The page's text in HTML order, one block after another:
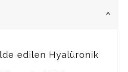
edilen Hyalüronik